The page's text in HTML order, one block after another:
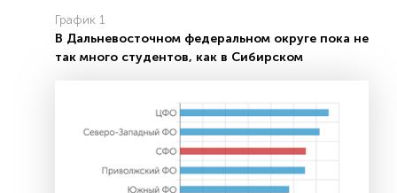
График 1
В Дальневосточном федеральном округе пока не
так много студентов, как в Сибирском